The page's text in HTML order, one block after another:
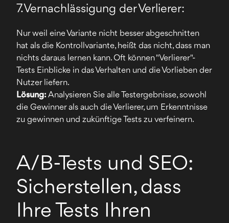
7. Vernachlässigung der Verlierer:
Nur weil eine Variante nicht besser abgeschnitten
hat als die Kontrollvariante, heißt das nicht, dass man
nichts daraus lernen kann. Oft können "Verlierer"-
Tests Einblicke in das Verhalten und die Vorlieben der
Nutzer liefern.
Lösung:Analysieren Sie alle Testergebnisse, sowohl
die Gewinner als auch die Verlierer, um Erkenntnisse
zu gewinnen und zukünftige Tests zu verfeinern.
A/B-Tests und SEO:
Sicherstellen, dass
Ihre Tests Ihren